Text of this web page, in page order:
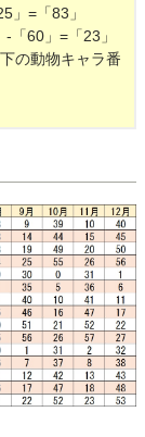
」=「83」
60」=「23」
の動物キャラ番